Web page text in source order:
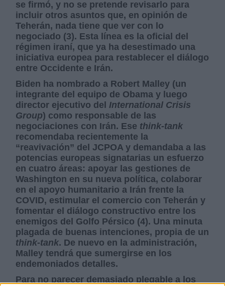
se firmó, y no se pretende revisarlo para
incluir otros asuntos que, en opinión de
Teherán, nada tiene que ver con lo
negociado (3). Esta línea es la oficial del
régimen iraní, que ya ha desestimado una
iniciativa europea para restablecer el diálogo
entre Occidente e Irán.
Biden ha nombrado a Robert Malley (un
integrante del equipo de Obama y luego
director ejecutivo del International Crisis
Group) como responsable de las
negociaciones con Irán. Ese think-tank
recomendaba recientemente la
“reavivación” del JCPOA y demandaba a las
potencias europeas signatarias un esfuerzo
en cuatro áreas: apoyar las gestiones de
Washington en su nueva política, colaborar
en el apoyo humanitario a Irán frente la
COVID, estimular el comercio con Teherán y
fomentar el diálogo constructivo entre los
enemigos del Golfo Pérsico (4). Una minuta
plagada de buenas intenciones, propia de un
think-tank. De nuevo en la administración,
Malley tendrá que sumergirse en los
endemoniados detalles.
Para no parecer demasiado plegable a los